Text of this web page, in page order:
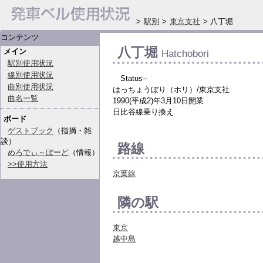
コンテンツ
メイン
駅別使用状況
線別使用状況
曲別使用状況
曲名一覧
ボード
ゲストブック
（指摘・雑
談）
めろでぃ～ぼーど （情報）
>>使用方法
八丁堀 Hatchobori
Status--
はっちょうぼり（ホリ）/東京支社
1990(平成2)年3月10日開業
日比谷線乗り換え
路線
京葉線
隣の駅
東京
越中島
> 駅別 > 東京支社 > 八丁堀